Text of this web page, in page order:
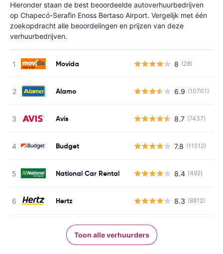
Hieronder staan de best beoordeelde autoverhuurbedrijven
op Chapecó-Serafin Enoss Bertaso Airport. Vergelijk met één
zoekopdracht alle beoordelingen en prijzen van deze
verhuurbedrijven.
Movida 8 (28)
Alamo 6.9 (10701)
Avis 8.7 (7437)
Budget 7.8 (11512)
National Car Rental 8.4 (492)
Hertz 8.3 (8812)
Toon alle verhuurders